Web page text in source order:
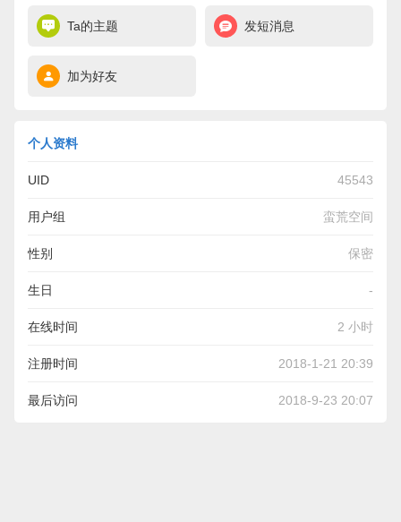
Ta的主题 发短消息
加为好友
个人资料
UID 45543
用户组 蛮荒空间
性别 保密
生日 -
在线时间 2 小时
注册时间 2018-1-21 20:39
最后访问 2018-9-23 20:07